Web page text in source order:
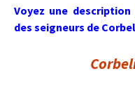
Voyez une
des seigneurs de